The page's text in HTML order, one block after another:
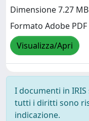
Dimensione 7.27 MB
Formato Adobe PDF
Visualizza/Apri
I documenti in
tutti i diritti sono
indicazione.